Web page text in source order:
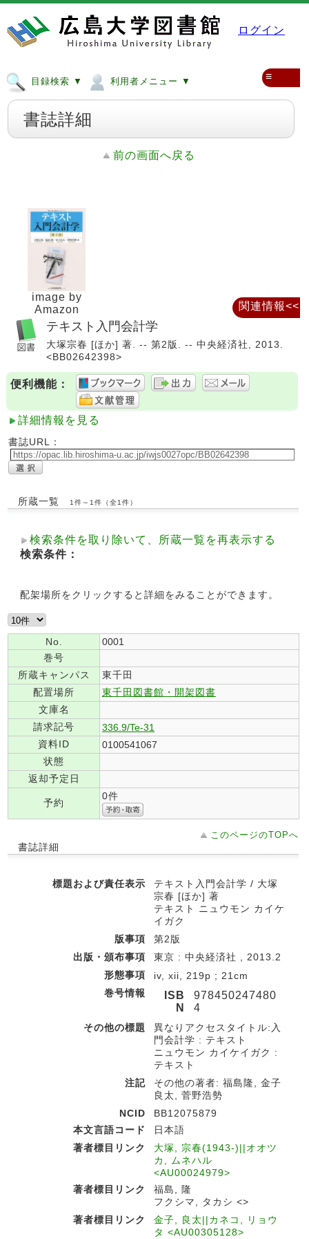
ログイン
目録検索 ▼ 利用者メニュー ▼ ≡
書誌詳細
前の画面へ戻る
image by
Amazon
テキスト入門会計学
大塚宗春 [ほか] 著. -- 第2版. -- 中央経済社, 2013.
<BB02642398>
便利機能：
詳細情報を見る
書誌URL：
所蔵一覧 1件～1件（全1件）
検索条件を取り除いて、所蔵一覧を再表示する
検索条件：
配架場所をクリックすると詳細をみることができます。
No.
0001
巻号
所蔵キャンパス
東千田
配置場所
東千田図書館・開架図書
文庫名
請求記号
336.9/Te-31
資料ID
0100541067
状態
返却予定日
予約
0件
このページのTOPへ
書誌詳細
標題および責任表示
テキスト入門会計学 / 大塚
宗春 [ほか] 著
テキスト ニュウモン カイケ
イガク
版事項
第2版
出版・頒布事項
東京 : 中央経済社 , 2013.2
形態事項
iv, xii, 219p ; 21cm
巻号情報
ISB
N
978450247480
4
その他の標題
異なりアクセスタイトル:入
門会計学 : テキスト
ニュウモン カイケイガク :
テキスト
注記
その他の著者: 福島隆, 金子
良太, 菅野浩勢
NCID
BB12075879
本文言語コード
日本語
著者標目リンク
大塚, 宗春(1943-)||オオツ
カ, ムネハル
<AU00024979>
著者標目リンク
福島, 隆
フクシマ, タカシ <>
著者標目リンク
金子, 良太||カネコ, リョウ
タ <AU00305128>
関連情報<<